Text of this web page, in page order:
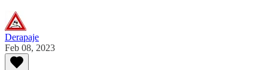
Derapaje
Feb 08, 2023